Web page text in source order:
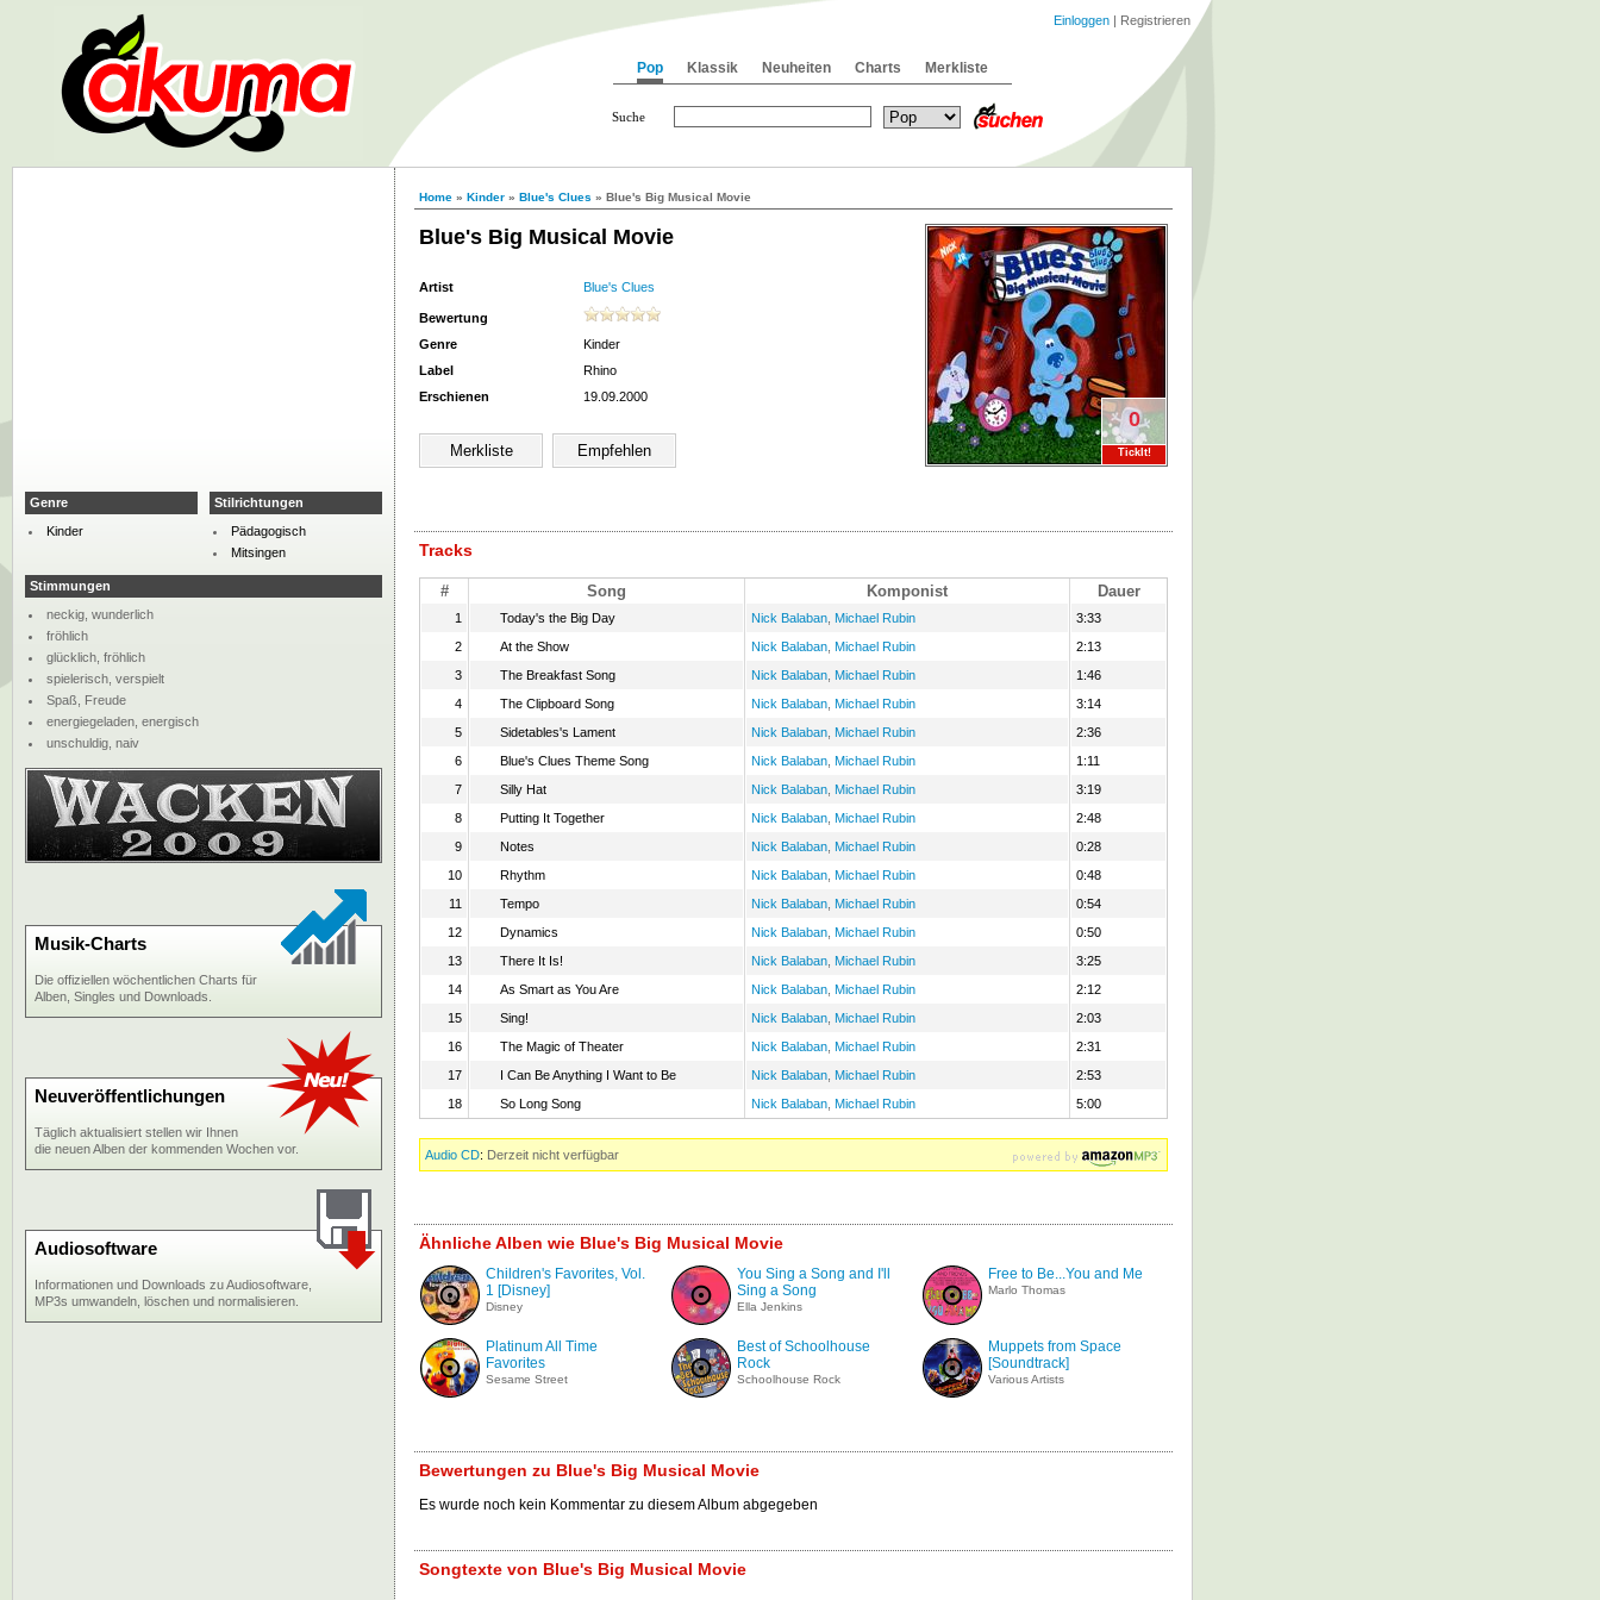
Home » Kinder » Blue's Clues » Blue's Big Musical Movie
Blue's Big Musical Movie
0
TickIt!
Artist Blue's Clues
Bewertung
Genre
Kinder
Label
Rhino
Erschienen
19.09.2000
Tracks
# Song Komponist Dauer
1 Today's the Big Day Nick Balaban Michael Rubin
3:33
2
At the Show Nick Balaban Michael Rubin
2:13
3
The Breakfast Song Nick Balaban Michael Rubin
1:46
4
The Clipboard Song Nick Balaban Michael Rubin
3:14
5
Sidetables's Lament Nick Balaban Michael Rubin
2:36
6
Blue's Clues Theme Song Nick Balaban Michael Rubin
1:11
7
Silly Hat Nick Balaban Michael Rubin
3:19
8
Putting It Together Nick Balaban Michael Rubin
2:48
9
Notes Nick Balaban Michael Rubin
0:28
10
Rhythm Nick Balaban Michael Rubin
0:48
11
Tempo Nick Balaban Michael Rubin
0:54
12
Dynamics Nick Balaban Michael Rubin
0:50
13
There It Is! Nick Balaban Michael Rubin
3:25
14
As Smart as You Are Nick Balaban Michael Rubin
2:12
15
Sing! Nick Balaban Michael Rubin
2:03
16
The Magic of Theater Nick Balaban Michael Rubin
2:31
17
I Can Be Anything I Want to Be Nick Balaban Michael Rubin
2:53
18
So Long Song Nick Balaban Michael Rubin 5:00
Audio CD: Derzeit nicht verfügbar
Ähnliche Alben wie Blue's Big Musical Movie
Children's Favorites, Vol.
1 [Disney]
Disney
You Sing a Song and I'll
Sing a Song
Ella Jenkins
Free to Be...You and Me
Marlo Thomas
Platinum All Time
Favorites
Sesame Street
Best of Schoolhouse
Rock
Schoolhouse Rock
Muppets from Space
[Soundtrack]
Various Artists
Bewertungen zu Blue's Big Musical Movie
Es wurde noch kein Kommentar zu diesem Album abgegeben
Songtexte von Blue's Big Musical Movie
Genre
Kinder
Stilrichtungen
Pädagogisch
Mitsingen
Stimmungen
neckig, wunderlich
fröhlich
glücklich, fröhlich
spielerisch, verspielt
Spaß, Freude
energiegeladen, energisch
unschuldig, naiv
Musik-Charts
Die offiziellen wöchentlichen Charts für
Alben, Singles und Downloads.
Neuveröffentlichungen
Täglich aktualisiert stellen wir Ihnen
die neuen Alben der kommenden Wochen vor.
Audiosoftware
Informationen und Downloads zu Audiosoftware,
MP3s umwandeln, löschen und normalisieren.
Pop Klassik Neuheiten Charts Merkliste
Einloggen | Registrieren
Suche